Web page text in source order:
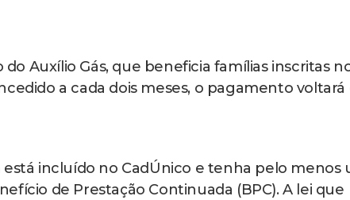
Auxílio Gás, que beneficia famílias inscritas
a cada dois meses, o pagamento voltará
incluído no CadÚnico e tenha pelo menos
de Prestação Continuada (BPC). A lei que